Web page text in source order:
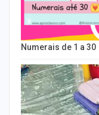
Numerais de 1 a 30